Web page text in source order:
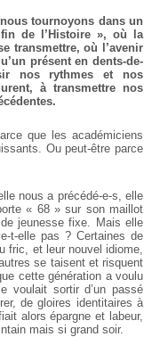
tournoyons dans un
de l’Histoire », où la
transmettre, où l’avenir
présent en dents-de-
nos rythmes et nos
à transmettre nos
que les académiciens
Ou peut-être parce
nous a précédé-e-s, elle
« 68 » sur son maillot
jeunesse fixe. Mais elle
t-elle pas ? Certaines de
fric, et leur nouvel idiome,
se taisent et risquent
cette génération a voulu
voulait sortir d’un passé
de gloires identitaires à
alors épargne et labeur,
mais si grand soir.